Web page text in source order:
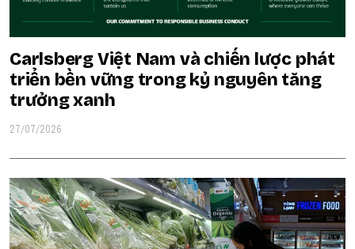
Carlsberg Việt Nam và chiến lược phát
triển bền vững trong kỷ nguyên tăng
trưởng xanh
27/07/2026